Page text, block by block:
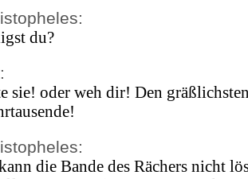
du?
sie! oder weh dir! Den
die Bande des Rächers nicht